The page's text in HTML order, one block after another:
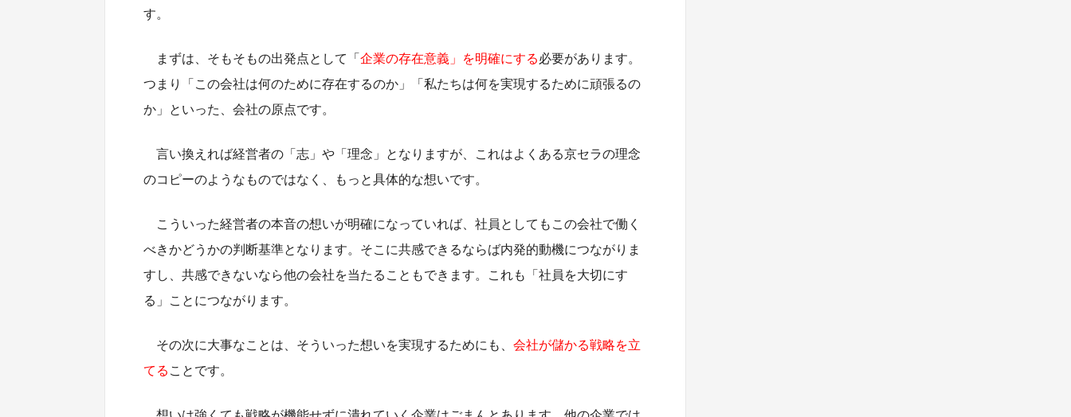
す。
まずは、そもそもの出発点として「 企業の存在意義」を明確にする必要があります。
つまり「この会社は何のために存在するのか」「私たちは何を実現するために頑張るの
か」といった、会社の原点です。
言い換えれば経営者の「志」や「理念」となりますが、これはよくある京セラの理念
のコピーのようなものではなく、もっと具体的な想いです。
こういった経営者の本音の想いが明確になっていれば、社員としてもこの会社で働く
べきかどうかの判断基準となります。そこに共感できるならば内発的動機につながりま
すし、共感できないなら他の会社を当たることもできます。これも「社員を大切にす
る」ことにつながります。
その次に大事なことは、そういった想いを実現するためにも、 会社が儲かる戦略を立
てる ことです。